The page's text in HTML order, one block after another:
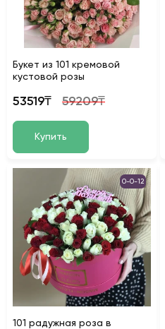
Букет из 101 кремовой
кустовой розы
53519₸ 59209₸
Купить
0-0-12
101 радужная роза в